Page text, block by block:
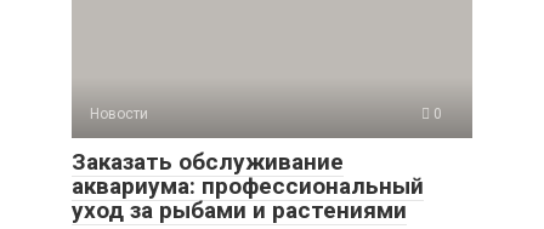
Новости 0
Заказать обслуживание
аквариума: профессиональный
уход за рыбами и растениями